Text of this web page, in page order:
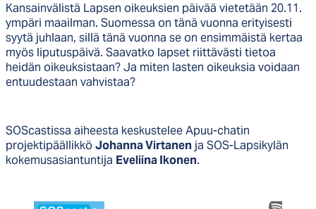
Kansainvälistä Lapsen oikeuksien päivää vietetään 20.11.
ympäri maailman. Suomessa on tänä vuonna erityisesti
syytä juhlaan, sillä tänä vuonna se on ensimmäistä kertaa
myös liputuspäivä. Saavatko lapset riittävästi tietoa
heidän oikeuksistaan? Ja miten lasten oikeuksia voidaan
entuudestaan vahvistaa?
SOScastissa aiheesta keskustelee Apuu-chatin
projektipäällikköJohanna Virtanen ja SOS-Lapsikylän
kokemusasiantuntija Eveliina Ikonen.